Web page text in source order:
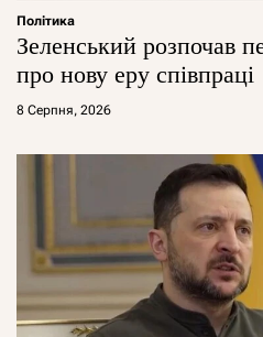
Політика
Зеленський розпочав
про нову еру співпраці
8 Серпня, 2026